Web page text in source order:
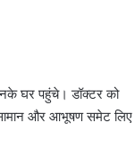
घर पहुंचे। डॉक्टर को
और आभूषण समेट लिए